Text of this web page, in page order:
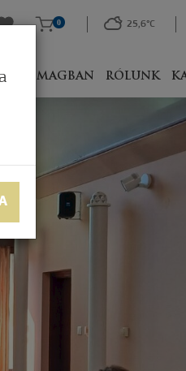
CSOMAGBAN RÓLUNK
0 25,6°C